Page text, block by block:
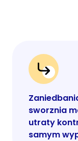
sworznia
utraty
samym